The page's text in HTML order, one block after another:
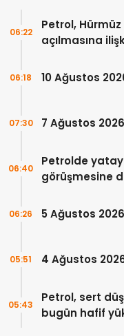
Petrol, Hürmüz
açılmasına
06:22
10 Ağustos
06:18
7 Ağustos
07:30
Petrolde
görüşmesine
06:40
5 Ağustos
06:26
4 Ağustos
05:51
Petrol, sert
bugün hafif
05:43